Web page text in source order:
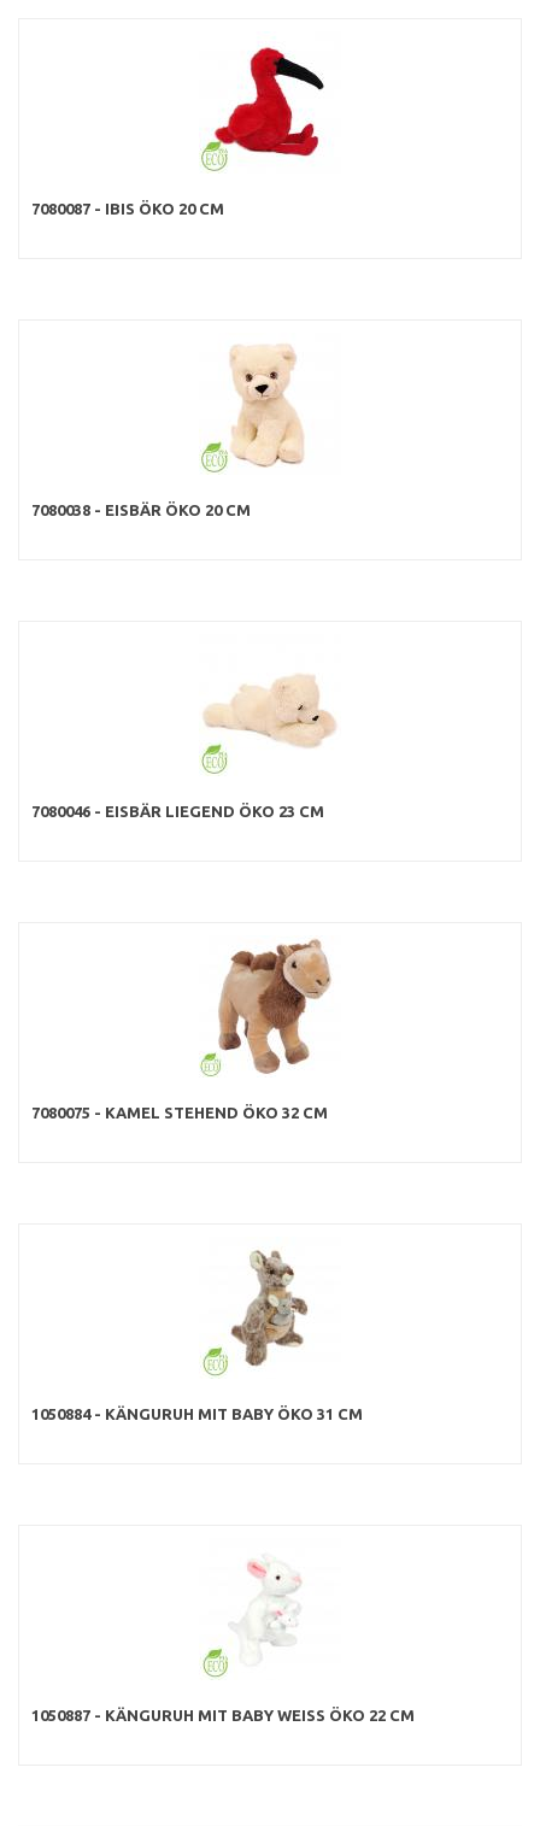
7080087 - IBIS ÖKO 20 CM
7080038 - EISBÄR ÖKO 20 CM
7080046 - EISBÄR LIEGEND ÖKO 23 CM
7080075 - KAMEL STEHEND ÖKO 32 CM
1050884 - KÄNGURUH MIT BABY ÖKO 31 CM
1050887 - KÄNGURUH MIT BABY WEISS ÖKO 22 CM